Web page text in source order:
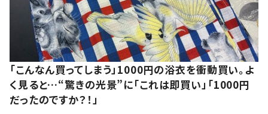
「こんなん買ってしまう」1000円の浴衣を衝動買い。よ
く見ると…“驚きの光景”に「これは即買い」「1000円
だったのですか？！」